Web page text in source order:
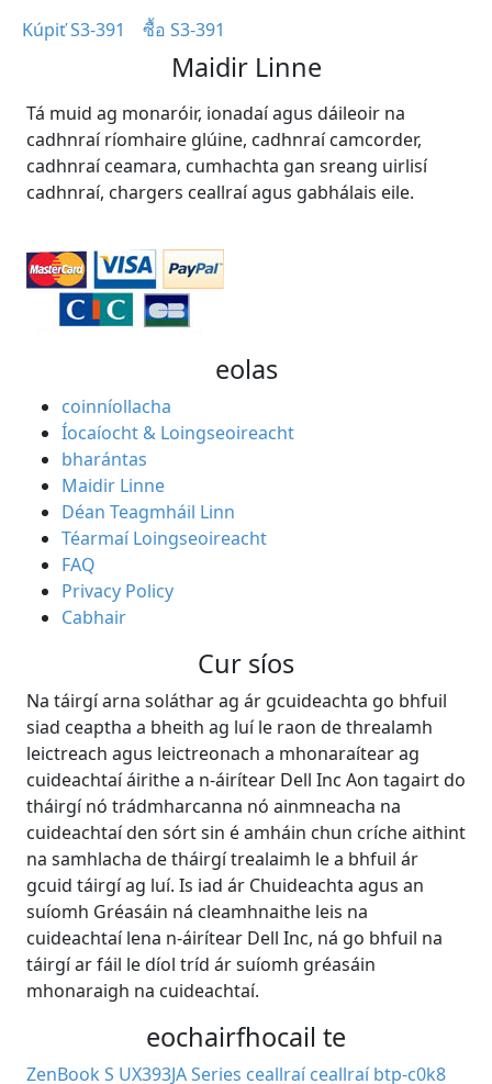
Kúpiť S3-391
ซื้อ S3-391
Maidir Linne
Tá muid ag monaróir, ionadaí agus dáileoir na
cadhnraí ríomhaire glúine, cadhnraí camcorder,
cadhnraí ceamara, cumhachta gan sreang uirlisí
cadhnraí, chargers ceallraí agus gabhálais eile.
eolas
coinníollacha
Íocaíocht & Loingseoireacht
bharántas
Maidir Linne
Déan Teagmháil Linn
Téarmaí Loingseoireacht
FAQ
Privacy Policy
Cabhair
Cur síos
Na táirgí arna soláthar ag ár gcuideachta go bhfuil
siad ceaptha a bheith ag luí le raon de threalamh
leictreach agus leictreonach a mhonaraítear ag
cuideachtaí áirithe a n-áirítear Dell Inc Aon tagairt do
tháirgí nó trádmharcanna nó ainmneacha na
cuideachtaí den sórt sin é amháin chun críche aithint
na samhlacha de tháirgí trealaimh le a bhfuil ár
gcuid táirgí ag luí. Is iad ár Chuideachta agus an
suíomh Gréasáin ná cleamhnaithe leis na
cuideachtaí lena n-áirítear Dell Inc, ná go bhfuil na
táirgí ar fáil le díol tríd ár suíomh gréasáin
mhonaraigh na cuideachtaí.
eochairfhocail te
ZenBook S UX393JA Series ceallraí ceallraí btp-c0k8